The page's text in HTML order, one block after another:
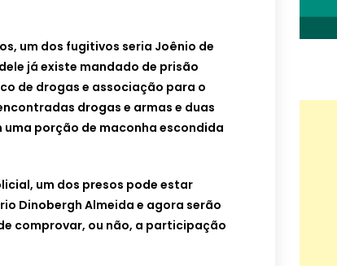
um dos fugitivos seria Joênio de
já existe mandado de prisão
de drogas e associação para o
drogas e armas e duas
porção de maconha escondida
um dos presos pode estar
Dinobergh Almeida e agora serão
comprovar, ou não, a participação